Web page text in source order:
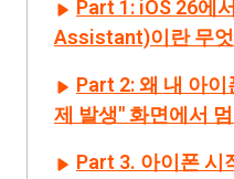
Part 1: iOS 26에
Assistant)이란 무
Part 2: 왜 내 아
제 발생" 화면에서
Part 3. 아이폰 시